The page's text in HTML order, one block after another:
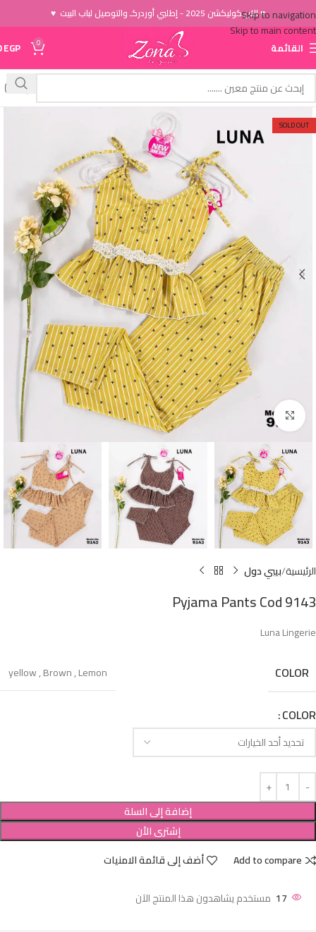
Skip to navigation
Skip to main content
♥ الاَن كوليكشن 2025 - إطلبي أوردركـ والتوصيل لباب البيت ♥
القائمة 0
EGP
SOLD OUT
Click to enlarge
الرئيسية بيبي دول
Pyjama Pants Cod 9143
Luna Lingerie
COLOR
yellow,Brown,Lemon
COLOR
إضافة إلى السلة
إشترى الأن
Add to compare
أضف إلى قائمة الامنيات
17 مستخدم يشاهدون هذا المنتج الآن